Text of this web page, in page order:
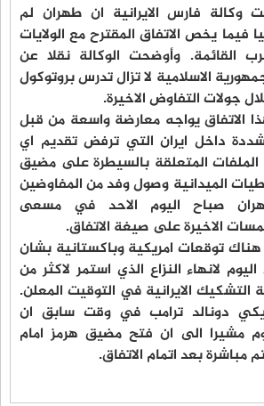
وكالة فارس الايرانية ان طهران لم
فيما يخص الاتفاق المقترح مع الولايات
القائمة. وأوضحت الوكالة نقلا عن
الاسلامية لا تزال تدرس بروتوكول
جولات التفاوض الاخيرة.
الاتفاق يواجه معارضة واسعة من قبل
داخل ايران التي ترفض تقديم اي
الملفات المتعلقة بالسيطرة على مضيق
الميدانية وصول وفد من المفاوضين
صباح اليوم الاحد في مسعى
الاخيرة على صيغة الاتفاق.
توقعات امريكية وباكستانية بشان
لانهاء النزاع الذي استمر لاكثر من
التشكيك الايرانية في التوقيت المعلن.
دونالد ترامب في وقت سابق ان
مشيرا الى ان فتح مضيق هرمز امام
مباشرة بعد اتمام الاتفاق.